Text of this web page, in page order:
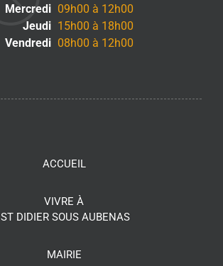
Mercredi 09h00 à 12h00
Jeudi 15h00 à 18h00
Vendredi 08h00 à 12h00
ACCUEIL
VIVRE À
ST DIDIER SOUS AUBENAS
MAIRIE